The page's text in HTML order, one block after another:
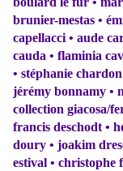
brunier-mestas •
capellacci • aude
cauda • flaminia
• stéphanie
jérémy bonnamy •
collection giacosa/
francis deschodt •
doury • joakim
estival • christophe